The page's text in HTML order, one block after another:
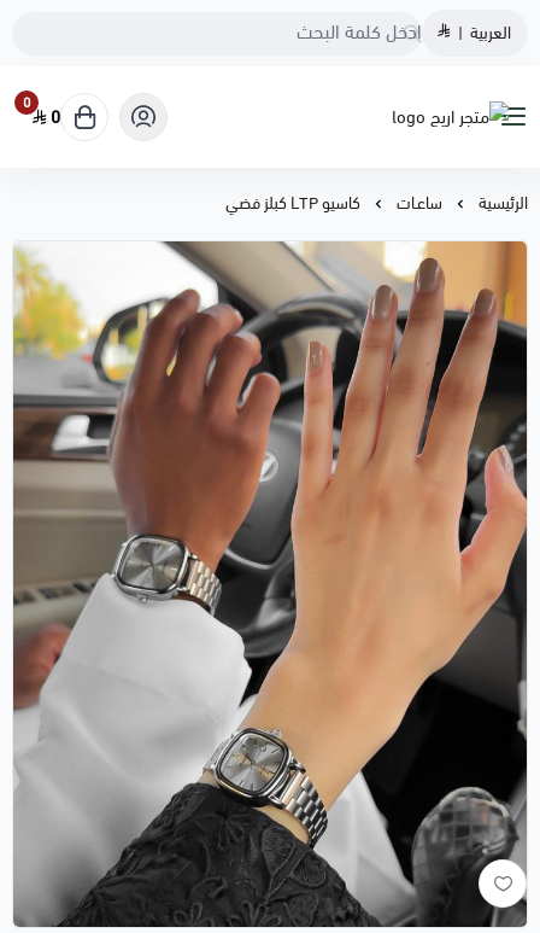
العربية |
متجر اريج
0
0
الرئيسية ساعـات كاسيو LTP كبلز فضي